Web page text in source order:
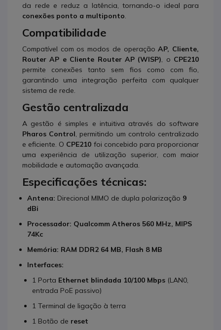
da rede e reduz a latência, tornando-o ideal para
conexões ponto a multiponto
Compatibilidade
Compatível com os modos de operaçãoAP, Cliente,
Router AP e Cliente Router AP (WISP) , o CPE210
permite conexões tanto sem fios como com fio,
garantindo uma integração perfeita com qualquer
sistema de rede.
Gestão centralizada
A gestão é simples e intuitiva através do software
Pharos Control , permitindo um controlo centralizado
e eficiente. O CPE210 foi concebido para proporcionar
uma experiência de utilização superior, com maior
mobilidade e automação avançada.
Especificações técnicas:
Antena: Direcional MIMO de dupla polarização 9
dBi
Processador: Qualcomm Atheros 560 MHz, MIPS
74Kc
Memória: RAM DDR2 64 MB, Flash 8 MB
Interfaces:
1 Porta Ethernet blindada 10/100 Mbps (LAN0,
entrada PoE passivo)
1 Terminal de ligação à terra
1 Botão de reset